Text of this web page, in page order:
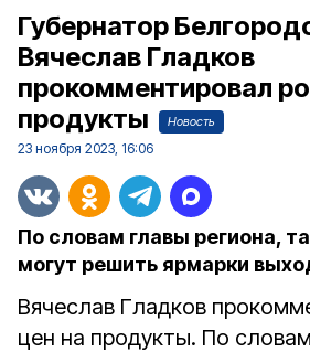
Губернатор
Вячеслав Гладков
прокомментировал
продукты
Новость
23 ноября 2023, 16:06
По словам главы региона,
могут решить ярмарки
Вячеслав Гладков
цен на продукты. По